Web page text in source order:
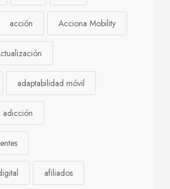
acción Acciona Mobility
adaptabilidad móvil
adicción
afiliados